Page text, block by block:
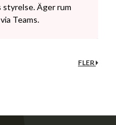
styrelse. Äger rum
Teams.
FLER